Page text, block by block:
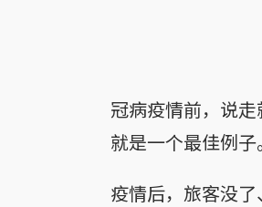
冠病疫情前，说
就是一个最佳例
疫情后，旅客没